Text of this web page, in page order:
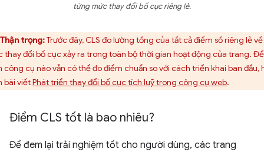
từng mức thay đổi bố cục riêng lẻ.
Thận trọng:Trước đây, CLS đo lường tổng của tất cả điểm số riêng lẻ về
thay đổi bố cục xảy ra trong toàn bộ thời gian hoạt động của trang. Để
công cụ nào vẫn có thể đo điểm chuẩn so với cách triển khai ban đầu,
bài viếtPhát triển thay đổi bố cục tích luỹ trong công cụ web.
Điểm CLS tốt là bao nhiêu?
Để đem lại trải nghiệm tốt cho người dùng, các trang